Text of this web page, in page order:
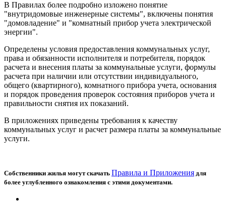
В Правилах более подробно изложено понятие
"внутридомовые инженерные системы", включены понятия
"домовладение" и "комнатный прибор учета электрической
энергии".
Определены условия предоставления коммунальных услуг,
права и обязанности исполнителя и потребителя, порядок
расчета и внесения платы за коммунальные услуги, формулы
расчета при наличии или отсутствии индивидуального,
общего (квартирного), комнатного прибора учета, основания
и порядок проведения проверок состояния приборов учета и
правильности снятия их показаний.
В приложениях приведены требования к качеству
коммунальных услуг и расчет размера платы за коммунальные
услуги.
Собственники жилья могут скачать Правила и Приложения для
более углубленного ознакомления с этими документами.